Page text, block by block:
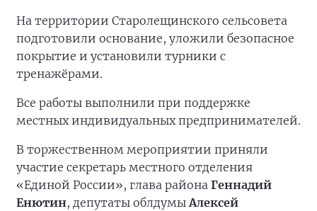
На территории Старолещинского сельсовета
подготовили основание, уложили безопасное
покрытие и установили турники с
тренажёрами.
Все работы выполнили при поддержке
местных индивидуальных предпринимателей.
В торжественном мероприятии приняли
участие секретарь местного отделения
«Единой России», глава района Геннадий
Енютин, депутаты облдумыАлексей